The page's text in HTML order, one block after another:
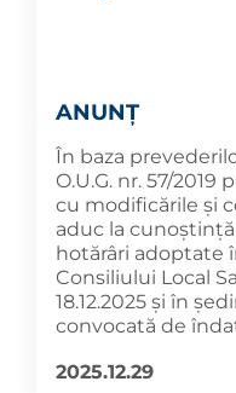
ANUNȚ
În baza
O.U.G. nr. 57/
cu modificările și
aduc la
hotărâri adoptate
Consiliului Local
18.12.2025 și în
convocată de
2025.12.29